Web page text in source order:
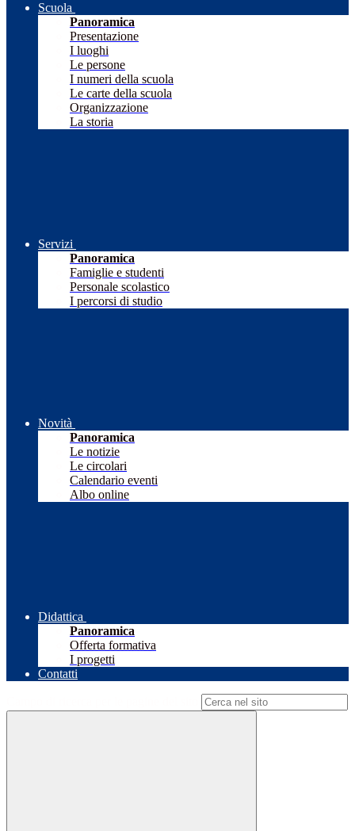
Scuola
Panoramica
Presentazione
I luoghi
Le persone
I numeri della scuola
Le carte della scuola
Organizzazione
La storia
Servizi
Panoramica
Famiglie e studenti
Personale scolastico
I percorsi di studio
Novità
Panoramica
Le notizie
Le circolari
Calendario eventi
Albo online
Didattica
Panoramica
Offerta formativa
I progetti
Contatti